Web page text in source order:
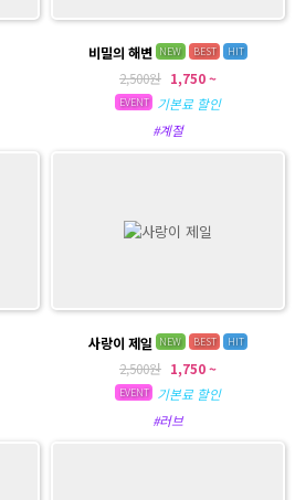
비밀의 해변 NEW BEST HIT
2,500원 1,750 ~
EVENT
기본료 할인
#계절
사랑이 제일 NEW BEST HIT
2,500원 1,750 ~
EVENT
기본료 할인
#러브